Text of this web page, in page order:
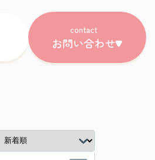
contact
お問い合わせ